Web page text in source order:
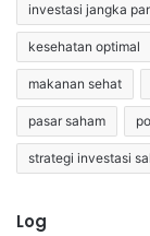
investasi jangka
kesehatan optimal
makanan sehat
pasar saham
strategi investasi
Log